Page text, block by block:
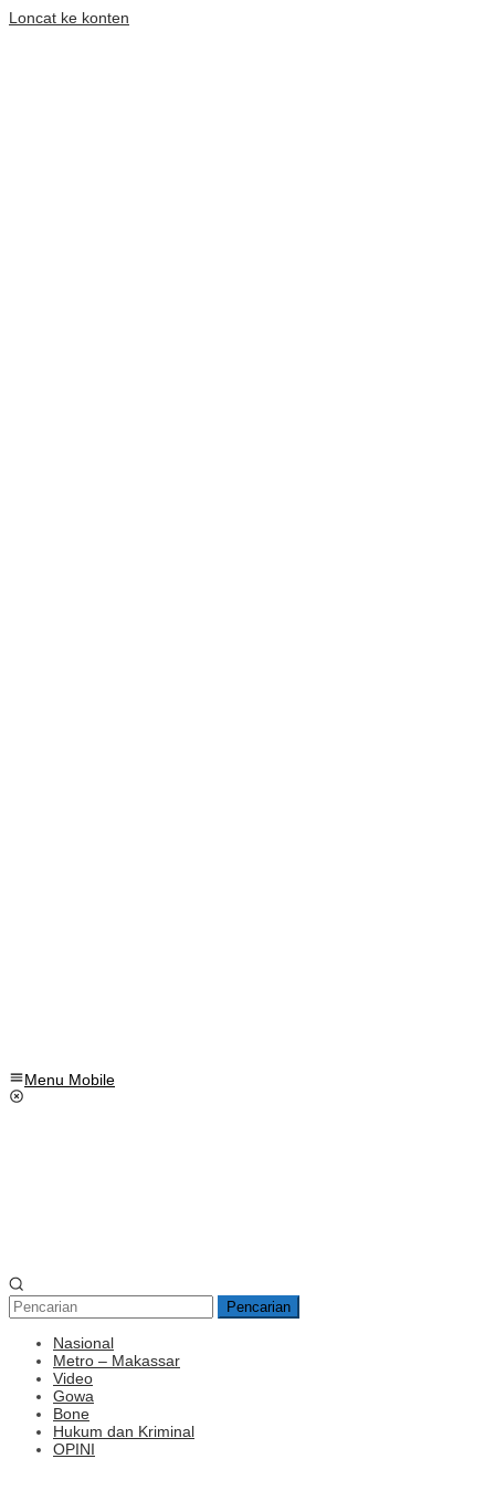
Loncat ke konten
Menu Mobile
Pencarian
Nasional
Metro – Makassar
Video
Gowa
Bone
Hukum dan Kriminal
OPINI